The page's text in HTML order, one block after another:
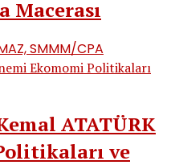
Macerası
SMMM/CPA
ATATÜRK
ve